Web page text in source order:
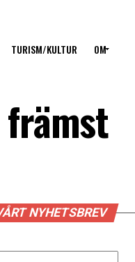
TURISM/KULTUR OM
NYHETSBREV